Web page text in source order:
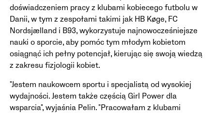
doświadczeniem pracy z klubami kobiecego futbolu w
Danii, w tym z zespołami takimi jak HB Køge, FC
Nordsjælland i B93, wykorzystuje najnowocześniejsze
nauki o sporcie, aby pomóc tym młodym kobietom
osiągnąć ich pełny potencjał, kierując się swoją wiedzą
z zakresu fizjologii kobiet.
"Jestem naukowcem sportu i specjalistą od wysokiej
wydajności. Jestem także częścią Girl Power dla
wsparcia", wyjaśnia Pelin. "Pracowałam z klubami